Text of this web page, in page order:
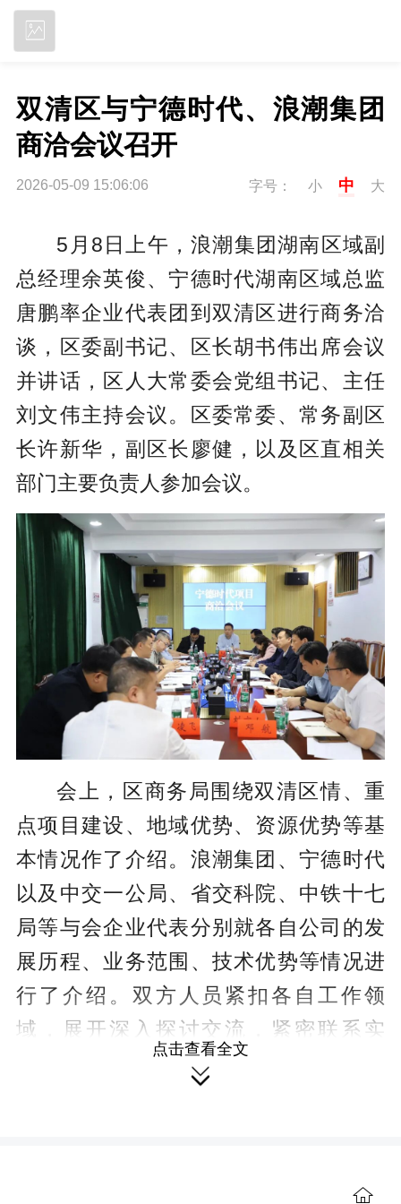
双清区与宁德时代、浪潮集团
商洽会议召开
2026-05-09 15:06:06 字号： 小 中 大
5月8日上午，浪潮集团湖南区域副
总经理余英俊、宁德时代湖南区域总监
唐鹏率企业代表团到双清区进行商务洽
谈，区委副书记、区长胡书伟出席会议
并讲话，区人大常委会党组书记、主任
刘文伟主持会议。区委常委、常务副区
长许新华，副区长廖健，以及区直相关
部门主要负责人参加会议。
会上，区商务局围绕双清区情、重
点项目建设、地域优势、资源优势等基
本情况作了介绍。浪潮集团、宁德时代
以及中交一公局、省交科院、中铁十七
局等与会企业代表分别就各自公司的发
展历程、业务范围、技术优势等情况进
行了介绍。双方人员紧扣各自工作领
域，展开深入探讨交流，紧密联系实
际，从产业方向、发展目标、推进路径
点击查看全文
